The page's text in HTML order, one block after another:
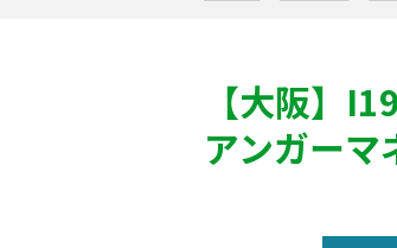
【大阪】
アンガーマ